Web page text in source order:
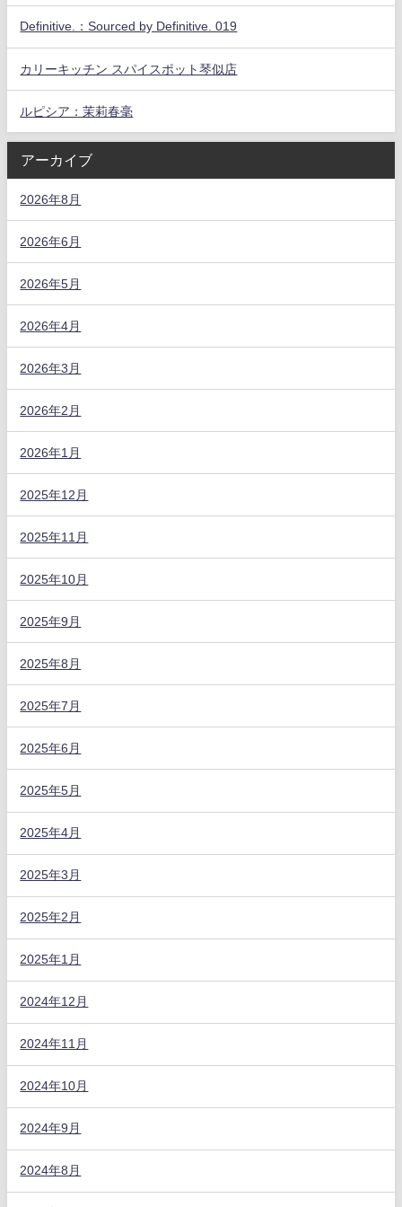
Definitive.：Sourced by Definitive. 019
カリーキッチン スパイスポット琴似店
ルピシア：茉莉春毫
アーカイブ
2026年8月
2026年6月
2026年5月
2026年4月
2026年3月
2026年2月
2026年1月
2025年12月
2025年11月
2025年10月
2025年9月
2025年8月
2025年7月
2025年6月
2025年5月
2025年4月
2025年3月
2025年2月
2025年1月
2024年12月
2024年11月
2024年10月
2024年9月
2024年8月